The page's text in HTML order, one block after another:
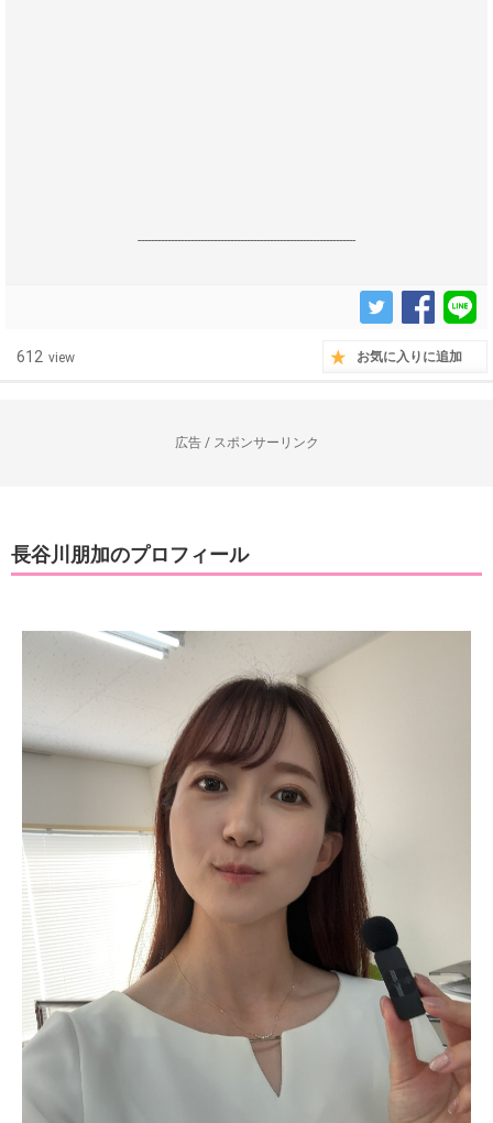
------------------------------------------------------------------
612 view お気に入りに追加
広告 / スポンサーリンク
長谷川朋加のプロフィール